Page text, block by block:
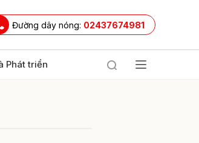
Đường dây nóng: 02437674981
Phát triển